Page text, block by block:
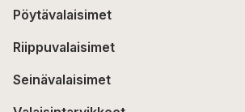
Pöytävalaisimet
Riippuvalaisimet
Seinävalaisimet